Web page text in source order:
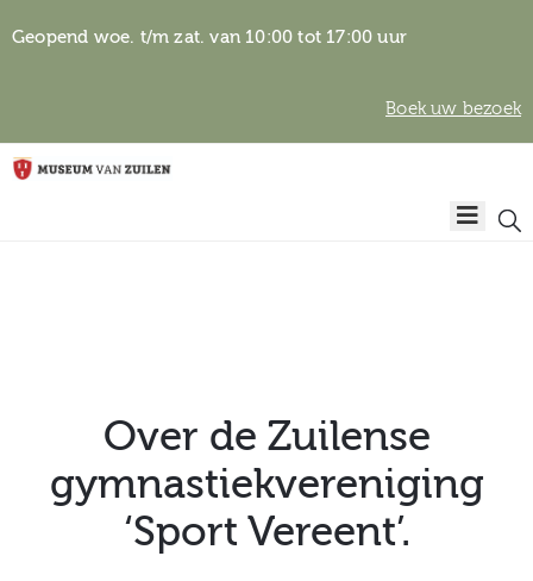
Geopend woe. t/m zat. van 10:00 tot 17:00 uur
Boek uw bezoek
Home
Over het
Over de Zuilense
gymnastiekvereniging
‘Sport Vereent’.
Algemene